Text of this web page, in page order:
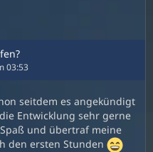
03:53
seitdem es angekündigt
Entwicklung sehr gerne
und übertraf meine
den ersten Stunden